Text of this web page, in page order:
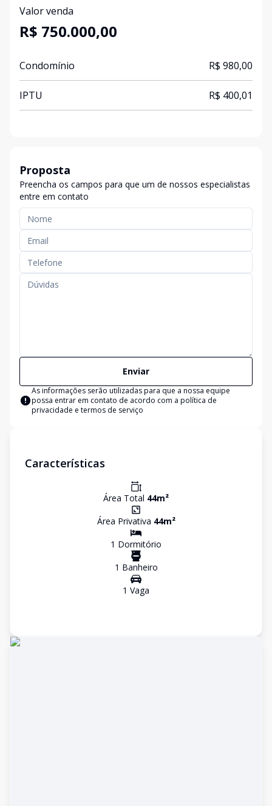
Valor venda
R$ 750.000,00
Condomínio R$ 980,00
IPTU R$ 400,01
Proposta
Preencha os campos para que um de nossos especialistas
entre em contato
Enviar
As informações serão utilizadas para que a nossa equipe
possa entrar em contato de acordo com a política de
privacidade e termos de serviço
Características
Área Total 44m²
Área Privativa 44m²
1 Dormitório
1 Banheiro
1 Vaga